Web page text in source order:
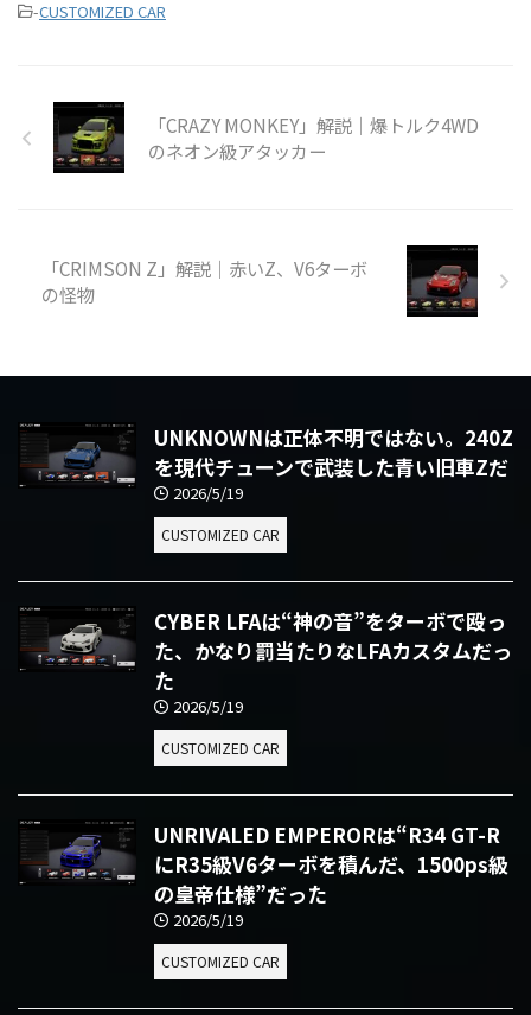
-CUSTOMIZED CAR
「CRAZY MONKEY」解説｜爆トルク4WD
のネオン級アタッカー
「CRIMSON Z」解説｜赤いZ、V6ターボ
の怪物
UNKNOWNは正体不明ではない。240Z
を現代チューンで武装した青い旧車Zだ
2026/5/19
CUSTOMIZED CAR
CYBER LFAは“神の音”をターボで殴っ
た、かなり罰当たりなLFAカスタムだっ
た
2026/5/19
CUSTOMIZED CAR
UNRIVALED EMPERORは“R34 GT-R
にR35級V6ターボを積んだ、1500ps級
の皇帝仕様”だった
2026/5/19
CUSTOMIZED CAR